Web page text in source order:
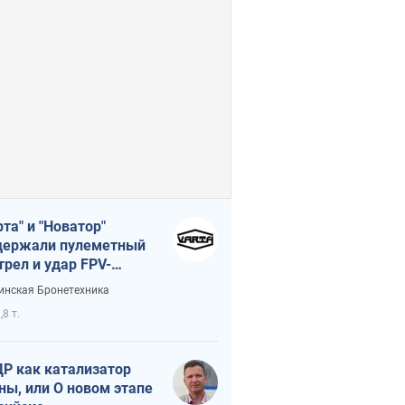
и "Новатор"
пулеметный
и удар FPV-
сохранив жизнь
Бронетехника
т.
как катализатор
или О новом этапе